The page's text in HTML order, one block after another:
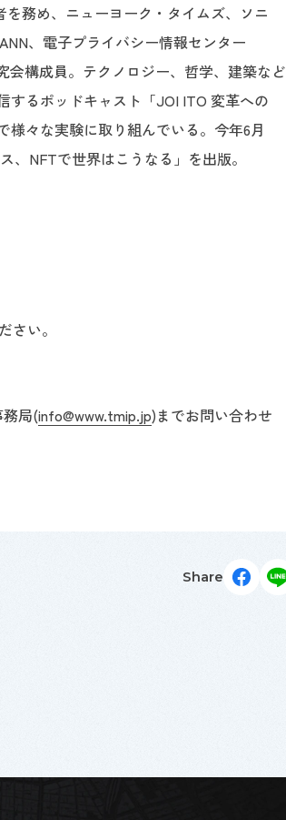
務め、ニューヨーク・タイムズ、ソニ
、電子プライバシー情報センター
会構成員。テクノロジー、哲学、建築など
するポッドキャスト「JOI ITO 変革への
様々な実験に取り組んでいる。今年6月
、NFTで世界はこうなる」を出版。
い。
局(info@www.tmip.jp)までお問い合わせ
Share